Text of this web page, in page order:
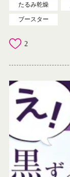
たるみ乾燥
ブースター
2